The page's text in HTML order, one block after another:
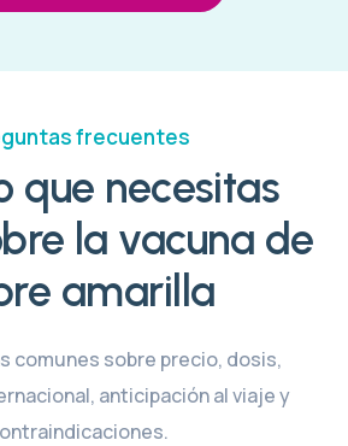
frecuentes
que necesitas
la vacuna de
amarilla
comunes sobre precio, dosis,
anticipación al viaje y